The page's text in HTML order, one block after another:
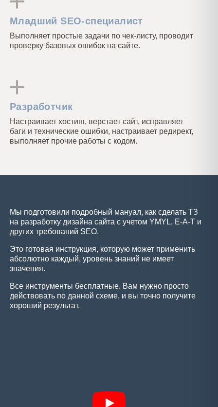
Младший SEO-специалист
Выполняет простые задачи по чек-листу, проводит
проверку базовых ошибок на сайте.
Разработчик
Настраивает хостинг, верстает сайт, исправляет
баги и технические ошибки, настраивает редирект,
выполняет прочие работы с кодом.
Мы подготовили подробный мануал, как сделать ТЗ
на разработку дизайна сайта с учетом YMYL, E-A-T и
других требований SEO.
Это готовая инструкция, которую может применить
абсолютно каждый, уровень знаний не имеет
значения.
Все инструменты бесплатные. Вам нужно просто
действовать по данной схеме, и вы точно получите
хороший результат.